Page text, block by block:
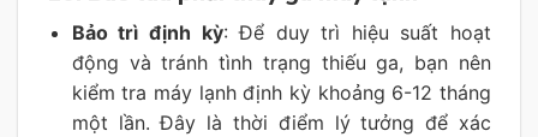
Bảo trì định kỳ: Để duy trì hiệu suất hoạt
động và tránh tình trạng thiếu ga, bạn nên
kiểm tra máy lạnh định kỳ khoảng 6-12 tháng
một lần. Đây là thời điểm lý tưởng để xác